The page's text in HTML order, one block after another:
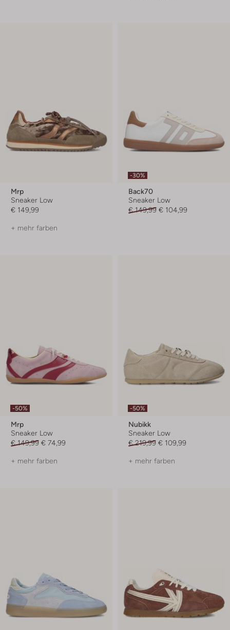
Mrp
Sneaker Low
€ 149,99
+ mehr farben
-30%
Back70
Sneaker Low
€ 149,99 € 104,99
-50%
Mrp
Sneaker Low
€ 149,99 € 74,99
+ mehr farben
-50%
Nubikk
Sneaker Low
€ 219,99 € 109,99
+ mehr farben